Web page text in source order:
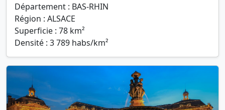
Département : BAS-RHIN
Région : ALSACE
Superficie : 78 km²
Densité : 3 789 habs/km²